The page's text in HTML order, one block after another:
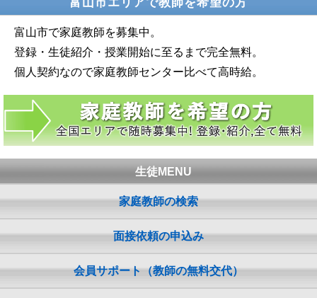
富山市で家庭教師を募集中。
登録・生徒紹介・授業開始に至るまで完全無料。
個人契約なので家庭教師センター比べて高時給。
生徒MENU
家庭教師の検索
面接依頼の申込み
会員サポート（教師の無料交代）